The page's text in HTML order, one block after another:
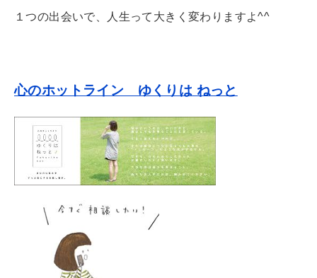
１つの出会いで、人生って大きく変わりますよ^^
心のホットライン ゆくりは ねっと